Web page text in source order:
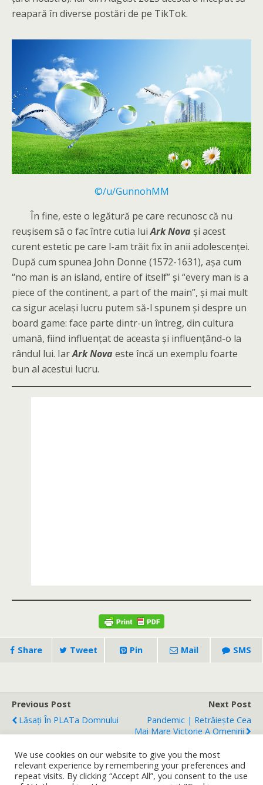
reapară în diverse postări de pe TikTok.
©/u/GunnohMM
În fine, este o legătură pe care recunosc că nu
reușisem să o fac între cutia luiArk Nova și acest
curent estetic pe care l-am trăit fix în anii adolescenței.
După cum spunea John Donne (1572-1631), așa cum
“no man is an island, entire of itself” și “every man is a
piece of the continent, a part of the main”, și mai mult
ca sigur același lucru putem să-l spunem și despre un
board game: face parte dintr-un întreg, din cultura
umană, fiind influențat de aceasta și influențând-o la
rândul lui. IarArk Nova este încă un exemplu foarte
bun al acestui lucru.
Share Tweet Pin Mail SMS
Previous Post
Lăsați În PLATa Domnului
Next Post
Pandemic | Retrăiește Cea
Mai Mare Victorie A Omenirii
Back to top
We use cookies on our website to give you the most
relevant experience by remembering your preferences and
repeat visits. By clicking “Accept All”, you consent to the use